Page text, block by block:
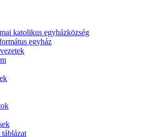
katolikus egyházközség
egyház